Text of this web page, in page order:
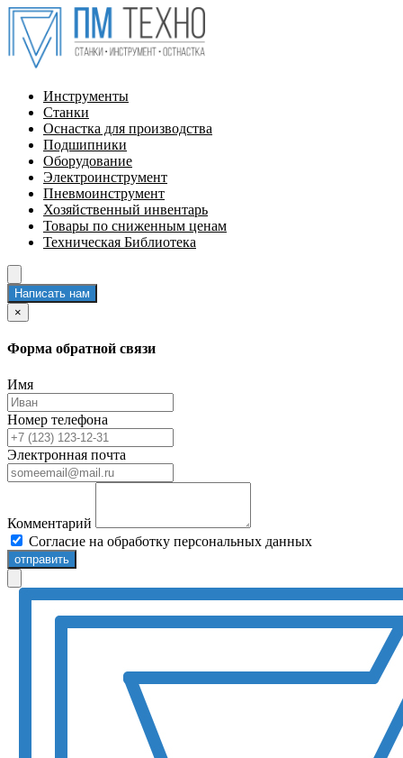
Инструменты
Станки
Оснастка для производства
Подшипники
Оборудование
Электроинструмент
Пневмоинструмент
Хозяйственный инвентарь
Товары по сниженным ценам
Техническая Библиотека
Написать нам
×
Форма обратной связи
Имя
Номер телефона
Электронная почта
Комментарий
Согласие на обработку персональных данных
отправить